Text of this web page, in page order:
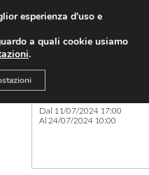
Dal 11/07/2024 17:00
Al 24/07/2024 10:00
esperienza d'uso e
a quali cookie usiamo
.